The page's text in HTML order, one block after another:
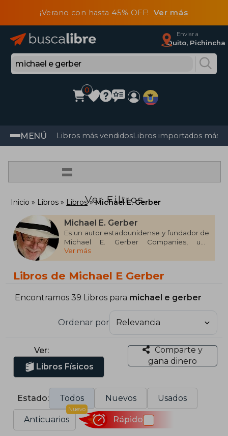
¡Verano con hasta 45% OFF! Ver más
Enviar a
Quito, Pichincha
0
MENÚ Libros más vendidosLibros importados más
=
Ver Filtros
Inicio Libros Libros Michael E. Gerber
Michael E. Gerber
Es un autor estadounidense y fundador de
Michael E. Gerber Companies, una
empresa de formación de habilidades de
negocios con sede en Carlsbad, California.
muebles) y Helen Gary Gerber Aaron (ama
Ilene (socio y accionista de E-Myth
divorcio. Fue vuelto a casar a Luz Delia en
2006.
Ver más
Libros de Michael E Gerber
Encontramos 39 Libros para michael e gerber
Ordenar por
Ver:
Libros Físicos
Comparte y
gana dinero
Estado: Todos Nuevos Usados
Anticuarios
Nuevo
Rápido